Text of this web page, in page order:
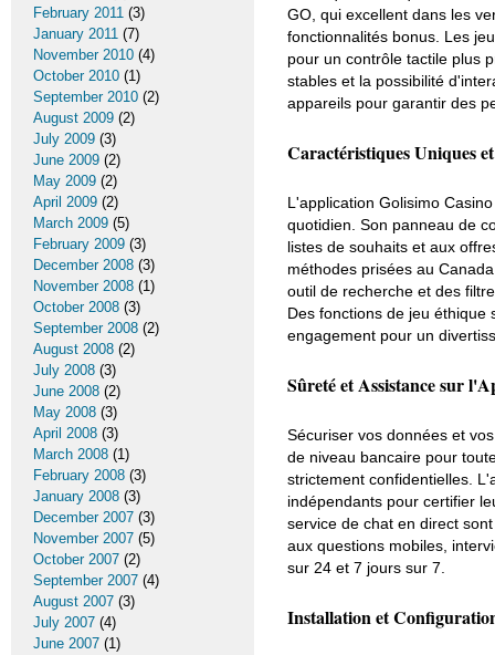
GO, qui excellent dans les
fonctionnalités bonus. Les
pour un contrôle tactile plus
stables et la possibilité
appareils pour garantir des
Caractéristiques Uniques
L'application Golisimo
quotidien. Son panneau de
listes de souhaits et aux
méthodes prisées au
outil de recherche et des
Des fonctions de jeu éthique
engagement pour un
Sûreté et Assistance sur
Sécuriser vos données et
de niveau bancaire pour
strictement confidentielles.
indépendants pour certifier
service de chat en direct
aux questions mobiles,
sur 24 et 7 jours sur 7.
Installation et
February 2011 (3)
January 2011 (7)
November 2010 (4)
October 2010 (1)
September 2010 (2)
August 2009 (2)
July 2009 (3)
June 2009 (2)
May 2009 (2)
April 2009 (2)
March 2009 (5)
February 2009 (3)
December 2008 (3)
November 2008 (1)
October 2008 (3)
September 2008 (2)
August 2008 (2)
July 2008 (3)
June 2008 (2)
May 2008 (3)
April 2008 (3)
March 2008 (1)
February 2008 (3)
January 2008 (3)
December 2007 (3)
November 2007 (5)
October 2007 (2)
September 2007 (4)
August 2007 (3)
July 2007 (4)
June 2007 (1)